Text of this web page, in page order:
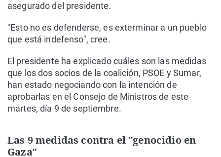
asegurado del presidente.
"Esto no es defenderse, es exterminar a un pueblo
que está indefenso", cree.
El presidente ha explicado cuáles son las medidas
que los dos socios de la coalición, PSOE y Sumar,
han estado negociando con la intención de
aprobarlas en el Consejo de Ministros de este
martes, día 9 de septiembre.
Las 9 medidas contra el "genocidio en
Gaza"